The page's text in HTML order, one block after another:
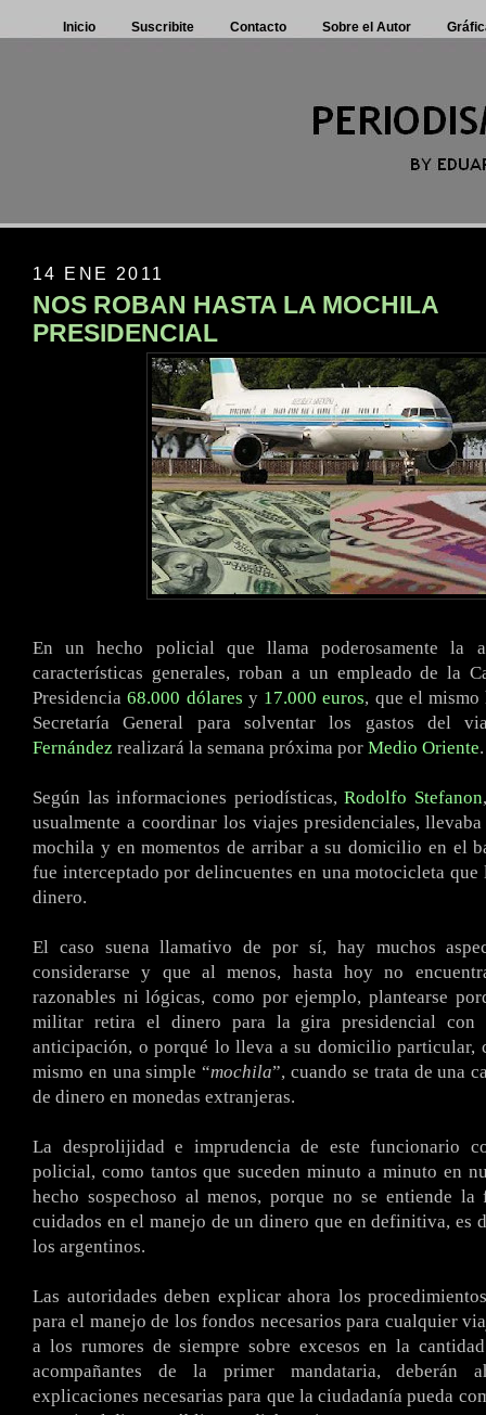
Inicio Suscribite Contacto Sobre el Autor
14 ENE 2011
NOS ROBAN HASTA LA MOCHILA
PRESIDENCIAL
En un hecho policial que llama poderosamente la
características generales, roban a un empleado de la
Presidencia68.000 dólares y 17.000 euros, que el
Secretaría General para solventar los gastos del
Fernández realizará la semana próxima por Medio Oriente.
Según las informaciones periodísticas, Rodolfo Stefanon
usualmente a coordinar los viajes presidenciales,
mochila y en momentos de arribar a su domicilio en el
fue interceptado por delincuentes en una motocicleta
dinero.
El caso suena llamativo de por sí, hay muchos
considerarse y que al menos, hasta hoy no
razonables ni lógicas, como por ejemplo, plantearse
militar retira el dinero para la gira presidencial con
anticipación, o porqué lo lleva a su domicilio particular,
mismo en una simple “mochila”, cuando se trata de una
de dinero en monedas extranjeras.
La desprolijidad e imprudencia de este funcionario
policial, como tantos que suceden minuto a minuto en
hecho sospechoso al menos, porque no se entiende la
cuidados en el manejo de un dinero que en definitiva, es
los argentinos.
Las autoridades deben explicar ahora los
para el manejo de los fondos necesarios para cualquier
a los rumores de siempre sobre excesos en la
acompañantes de la primer mandataria, deberán
explicaciones necesarias para que la ciudadanía pueda